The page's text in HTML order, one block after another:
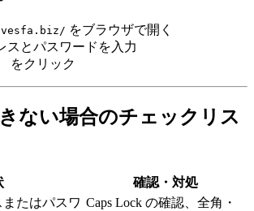
をブラウザで開く
スとパスワードを入力
をクリック
ない場合のチェックリス
確認・対処
またはパスワ Caps Lock の確認、全角・